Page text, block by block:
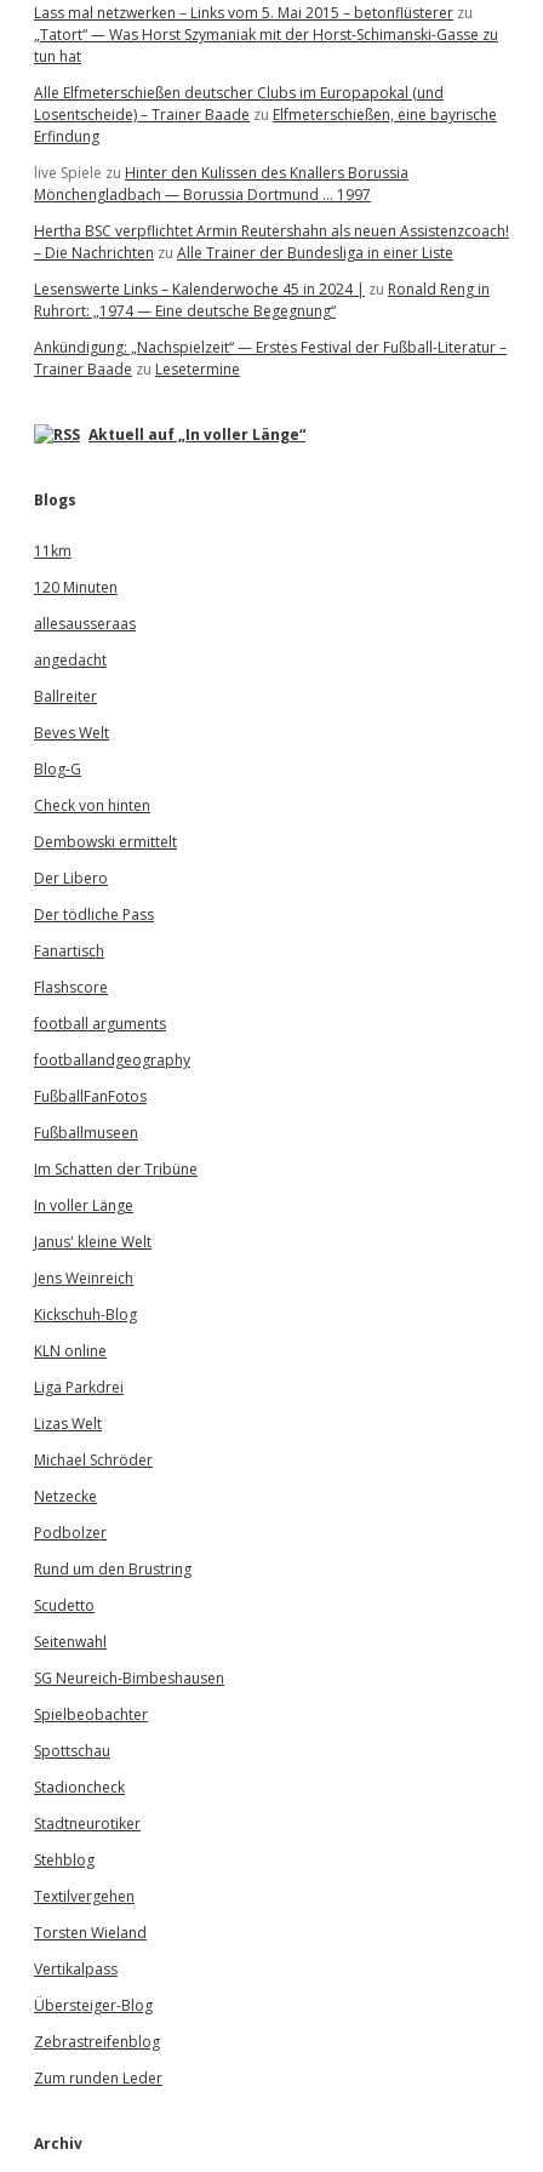
Lass mal netzwerken – Links vom 5. Mai 2015 – betonflüsterer zu
„Tatort“ — Was Horst Szymaniak mit der Horst-Schimanski-Gasse zu
tun hat
Alle Elfmeterschießen deutscher Clubs im Europapokal (und
Losentscheide) – Trainer Baade zu Elfmeterschießen, eine bayrische
Erfindung
live Spiele zu Hinter den Kulissen des Knallers Borussia
Mönchengladbach — Borussia Dortmund … 1997
Hertha BSC verpflichtet Armin Reutershahn als neuen Assistenzcoach!
– Die Nachrichten zu Alle Trainer der Bundesliga in einer Liste
Lesenswerte Links – Kalenderwoche 45 in 2024 | zu Ronald Reng in
Ruhrort: „1974 — Eine deutsche Begegnung“
Ankündigung: „Nachspielzeit“ — Erstes Festival der Fußball-Literatur –
Trainer Baade zu Lesetermine
Aktuell auf „In voller Länge“
Blogs
11km
120 Minuten
allesausseraas
angedacht
Ballreiter
Beves Welt
Blog-G
Check von hinten
Dembowski ermittelt
Der Libero
Der tödliche Pass
Fanartisch
Flashscore
football arguments
footballandgeography
FußballFanFotos
Fußballmuseen
Im Schatten der Tribüne
In voller Länge
Janus' kleine Welt
Jens Weinreich
Kickschuh-Blog
KLN online
Liga Parkdrei
Lizas Welt
Michael Schröder
Netzecke
Podbolzer
Rund um den Brustring
Scudetto
Seitenwahl
SG Neureich-Bimbeshausen
Spielbeobachter
Spottschau
Stadioncheck
Stadtneurotiker
Stehblog
Textilvergehen
Torsten Wieland
Vertikalpass
Übersteiger-Blog
Zebrastreifenblog
Zum runden Leder
Archiv